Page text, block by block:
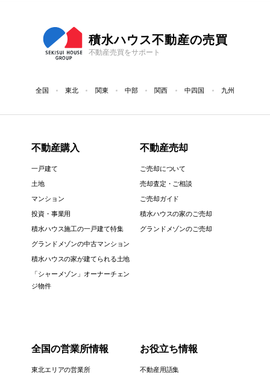
積水ハウス不動産の売買
不動産売買をサポート
全国 東北 関東 中部 関西 中四国 九州
不動産購入
一戸建て
土地
マンション
投資・事業用
積水ハウス施工の一戸建て特集
グランドメゾンの中古マンション
積水ハウスの家が建てられる土地
「シャーメゾン」オーナーチェン
ジ物件
不動産売却
ご売却について
売却査定・ご相談
ご売却ガイド
積水ハウスの家のご売却
グランドメゾンのご売却
全国の営業所情報
東北エリアの営業所
お役立ち情報
不動産用語集